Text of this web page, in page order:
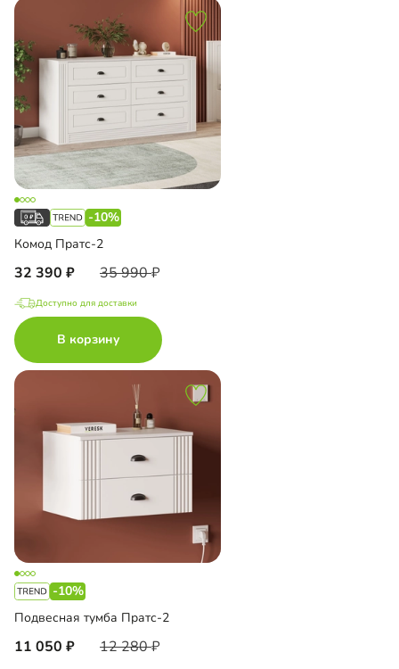
-10%
Комод Пратс-2
32 390 35 990
Доступно для доставки
В корзину
-10%
Подвесная тумба Пратс-2
11 050 12 280